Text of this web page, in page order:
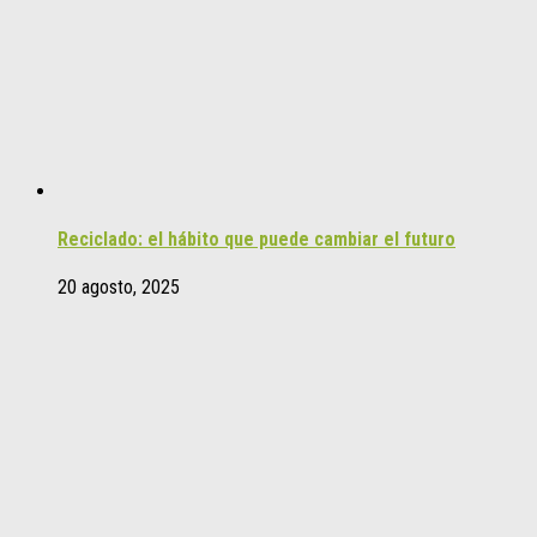
Reciclado: el hábito que puede cambiar el futuro
20 agosto, 2025